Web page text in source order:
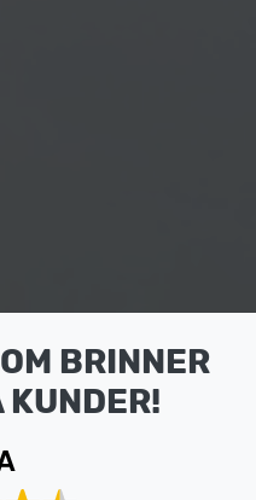
BRINNER
KUNDER!